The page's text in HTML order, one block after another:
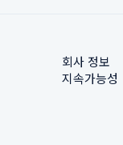
회사 정보
지속가능성